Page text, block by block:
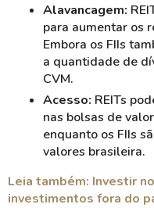
Alavancagem:
para aumentar os
Embora os FIIs
a quantidade de
CVM.
Acesso: REITs
nas bolsas de
enquanto os FIIs
valores brasileira.
Leia também: Investir
investimentos fora do